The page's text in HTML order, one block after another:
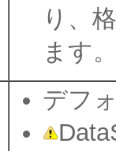
り、
ます
デフ